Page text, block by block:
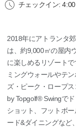
チェックイン:
2018年にアトランタ
は、約9,000㎡の屋内
に楽しめるリゾート
ミングウォールやテ
ズ・ピーク・ロープ
by Topgolf® Swingで
ショット、フットボ
ード&ダイニングなど